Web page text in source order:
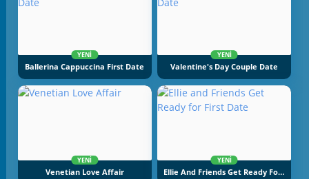
YENI
Ballerina Cappuccina First Date
YENI
Valentine's Day Couple Date
YENI
Venetian Love Affair
YENI
Ellie And Friends Get Ready For First Date